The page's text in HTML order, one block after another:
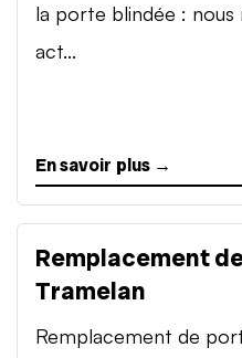
la porte blindée :
act...
En savoir plus →
Remplacement
Tramelan
Remplacement de